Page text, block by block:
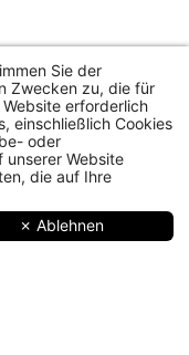
Sie der
Zwecken zu, die für
erforderlich
einschließlich Cookies
oder
unserer Website
die auf Ihre
✗ Ablehnen